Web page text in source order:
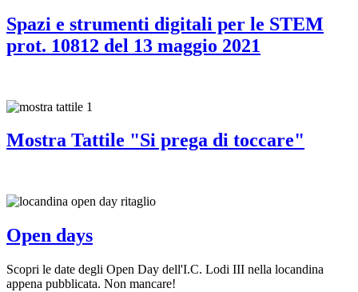
Spazi e strumenti digitali per le STEM
prot. 10812 del 13 maggio 2021
Mostra Tattile "Si prega di toccare"
Open days
Scopri le date degli Open Day dell'I.C. Lodi III nella locandina
appena pubblicata. Non mancare!